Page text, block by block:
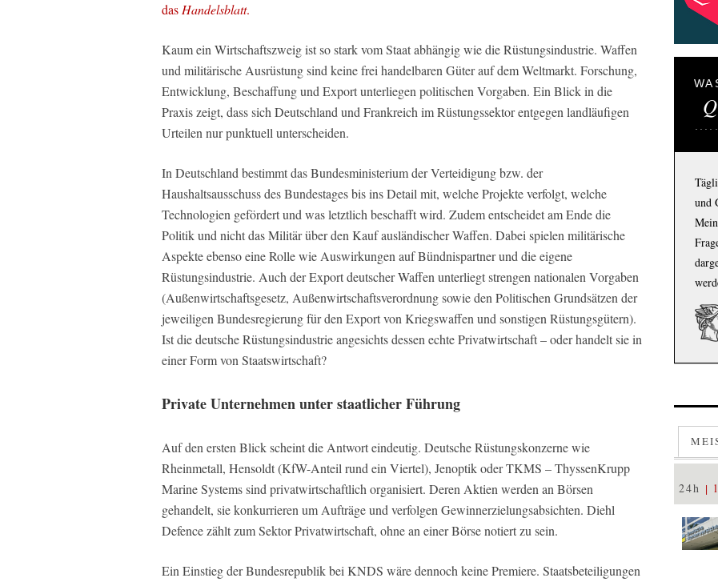
das Handelsblatt.
Kaum ein Wirtschaftszweig ist so stark vom Staat abhängig wie die Rüstungsindustrie. Waffen
und militärische Ausrüstung sind keine frei handelbaren Güter auf dem Weltmarkt. Forschung,
Entwicklung, Beschaffung und Export unterliegen politischen Vorgaben. Ein Blick in die
Praxis zeigt, dass sich Deutschland und Frankreich im Rüstungssektor entgegen landläufigen
Urteilen nur punktuell unterscheiden.
In Deutschland bestimmt das Bundesministerium der Verteidigung bzw. der
Haushaltsausschuss des Bundestages bis ins Detail mit, welche Projekte verfolgt, welche
Technologien gefördert und was letztlich beschafft wird. Zudem entscheidet am Ende die
Politik und nicht das Militär über den Kauf ausländischer Waffen. Dabei spielen militärische
Aspekte ebenso eine Rolle wie Auswirkungen auf Bündnispartner und die eigene
Rüstungsindustrie. Auch der Export deutscher Waffen unterliegt strengen nationalen Vorgaben
(Außenwirtschaftsgesetz, Außenwirtschaftsverordnung sowie den Politischen Grundsätzen der
jeweiligen Bundesregierung für den Export von Kriegswaffen und sonstigen Rüstungsgütern).
Ist die deutsche Rüstungsindustrie angesichts dessen echte Privatwirtschaft – oder handelt sie in
einer Form von Staatswirtschaft?
Private Unternehmen unter staatlicher Führung
Auf den ersten Blick scheint die Antwort eindeutig. Deutsche Rüstungskonzerne wie
Rheinmetall, Hensoldt (KfW-Anteil rund ein Viertel), Jenoptik oder TKMS – ThyssenKrupp
Marine Systems sind privatwirtschaftlich organisiert. Deren Aktien werden an Börsen
gehandelt, sie konkurrieren um Aufträge und verfolgen Gewinnerzielungsabsichten. Diehl
Defence zählt zum Sektor Privatwirtschaft, ohne an einer Börse notiert zu sein.
Ein Einstieg der Bundesrepublik bei KNDS wäre dennoch keine Premiere. Staatsbeteiligungen
und
24h